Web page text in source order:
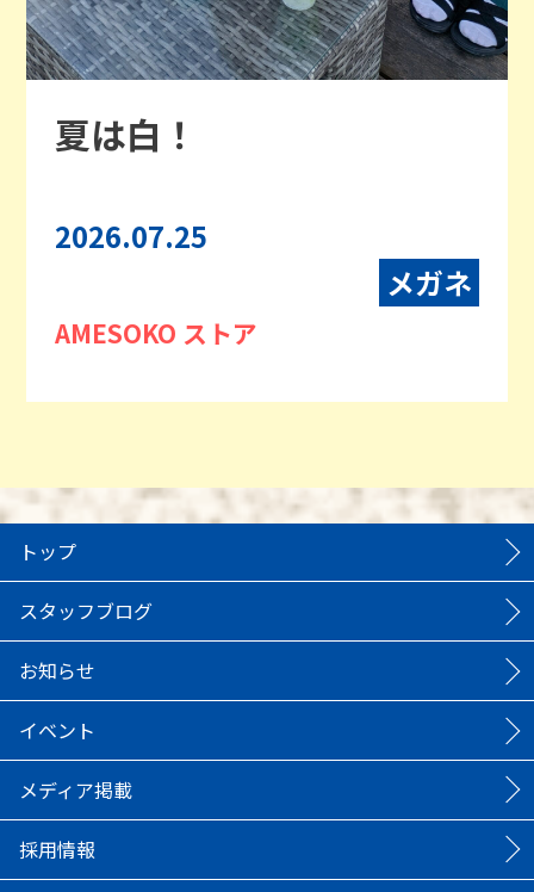
夏は白！
2026.07.25
メガネ
AMESOKO ストア
トップ
スタッフブログ
お知らせ
イベント
メディア掲載
採用情報